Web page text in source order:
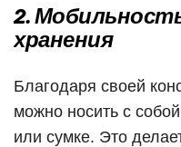
2.
хранения
Благодаря своей
можно носить с
или сумке. Это